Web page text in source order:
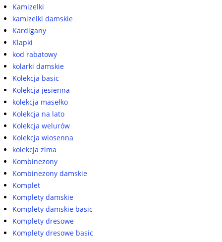
Kamizelki
kamizelki damskie
Kardigany
Klapki
kod rabatowy
kolarki damskie
Kolekcja basic
Kolekcja jesienna
kolekcja masełko
Kolekcja na lato
Kolekcja welurów
Kolekcja wiosenna
kolekcja zima
Kombinezony
Kombinezony damskie
Komplet
Komplety damskie
Komplety damskie basic
Komplety dresowe
Komplety dresowe basic